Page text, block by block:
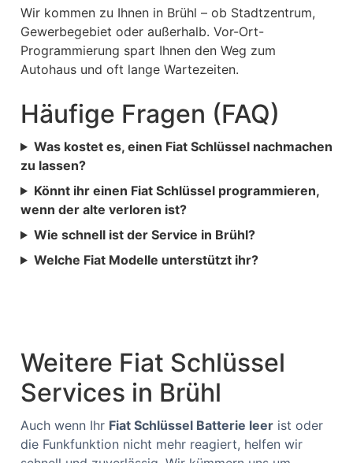
Wir kommen zu Ihnen in Brühl – ob Stadtzentrum,
Gewerbegebiet oder außerhalb. Vor-Ort-
Programmierung spart Ihnen den Weg zum
Autohaus und oft lange Wartezeiten.
Häufige Fragen (FAQ)
Was kostet es, einen Fiat Schlüssel nachmachen
zu lassen?
Könnt ihr einen Fiat Schlüssel programmieren,
wenn der alte verloren ist?
Wie schnell ist der Service in Brühl?
Welche Fiat Modelle unterstützt ihr?
Weitere Fiat Schlüssel
Services in Brühl
Auch wenn Ihr Fiat Schlüssel Batterie leer ist oder
die Funkfunktion nicht mehr reagiert, helfen wir